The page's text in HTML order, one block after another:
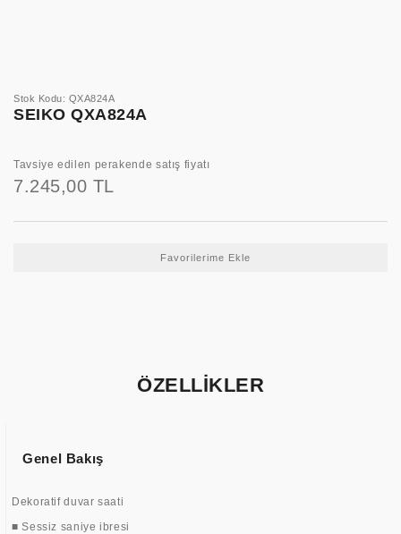
Stok Kodu: QXA824A
SEIKO QXA824A
Tavsiye edilen perakende satış fiyatı
7.245,00 TL
ÖZELLİKLER
Genel Bakış
Dekoratif duvar saati
■ Sessiz saniye ibresi